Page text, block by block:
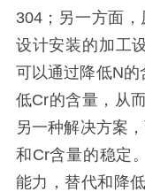
304；另一方面
设计安装的加工
可以通过降低N
低Cr的含量，从
另一种解决方案
和Cr含量的稳定
能力，替代和降